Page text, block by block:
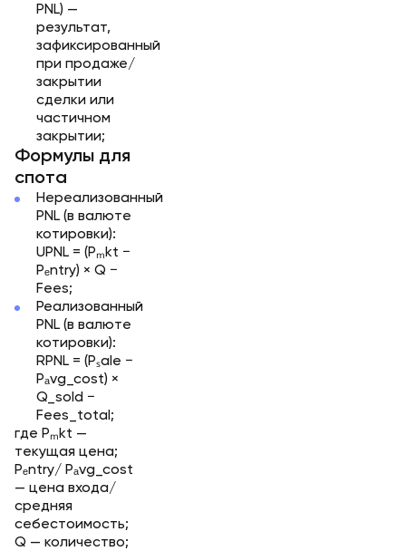
PNL) —
результат,
зафиксированный
при продаже/
закрытии
сделки или
частичном
закрытии;
Формулы для
спота
Нереализованный
PNL (в валюте
котировки):
UPNL = (Pₘkt −
Pₑntry) × Q −
Fees;
Реализованный
PNL (в валюте
котировки):
RPNL = (Pₛale −
Pₐvg_cost) ×
Q_sold −
Fees_total ;
где Pₘkt —
текущая цена;
Pₑntry/ Pₐvg_cost
— цена входа/
средняя
себестоимость;
Q — количество;